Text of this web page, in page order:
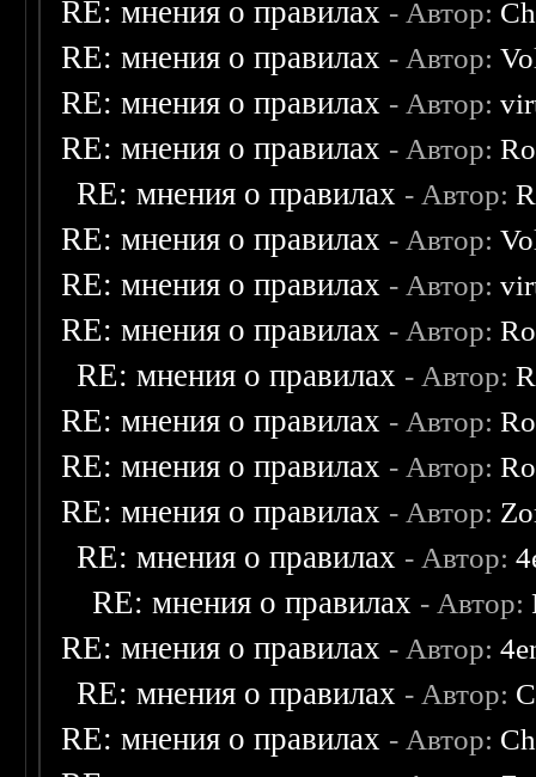
RE: мнения о правилах - Автор:
RE: мнения о правилах - Автор:
RE: мнения о правилах - Автор:
RE: мнения о правилах - Автор:
RE: мнения о правилах - Автор:
RE: мнения о правилах - Автор:
RE: мнения о правилах - Автор:
RE: мнения о правилах - Автор:
RE: мнения о правилах - Автор:
RE: мнения о правилах - Автор:
RE: мнения о правилах - Автор:
RE: мнения о правилах - Автор:
RE: мнения о правилах - Автор:
RE: мнения о правилах - Автор:
RE: мнения о правилах - Автор:
RE: мнения о правилах - Автор:
RE: мнения о правилах - Автор: